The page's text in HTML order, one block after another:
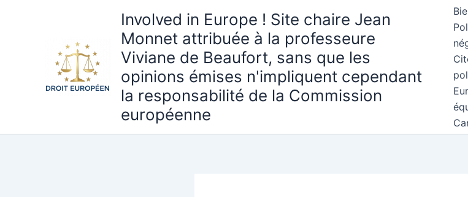
Involved in Europe ! Site chaire Jean
Monnet attribuée à la professeure
Viviane de Beaufort, sans que les
opinions émises n'impliquent cependant
la responsabilité de la Commission
européenne